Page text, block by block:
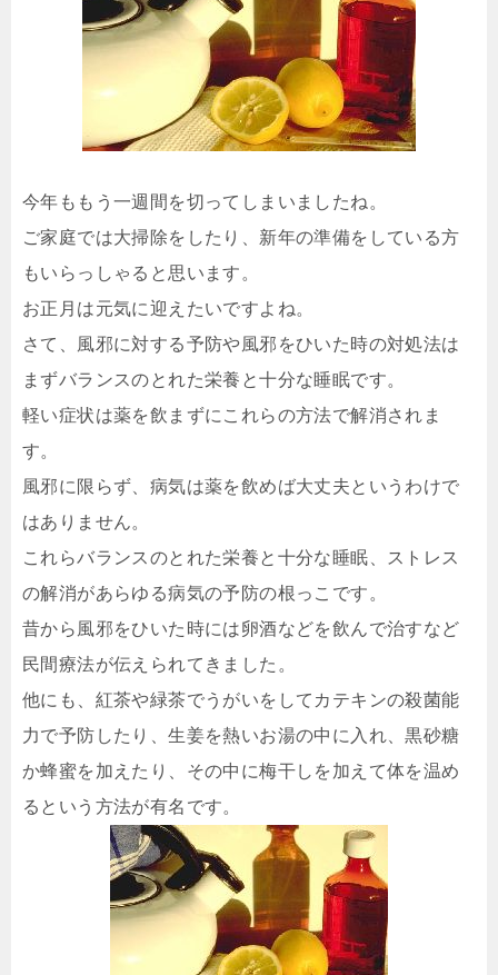
今年ももう一週間を切ってしまいましたね。
ご家庭では大掃除をしたり、新年の準備をしている方
もいらっしゃると思います。
お正月は元気に迎えたいですよね。
さて、風邪に対する予防や風邪をひいた時の対処法は
まずバランスのとれた栄養と十分な睡眠です。
軽い症状は薬を飲まずにこれらの方法で解消されま
す。
風邪に限らず、病気は薬を飲めば大丈夫というわけで
はありません。
これらバランスのとれた栄養と十分な睡眠、ストレス
の解消があらゆる病気の予防の根っこです。
昔から風邪をひいた時には卵酒などを飲んで治すなど
民間療法が伝えられてきました。
他にも、紅茶や緑茶でうがいをしてカテキンの殺菌能
力で予防したり、生姜を熱いお湯の中に入れ、黒砂糖
か蜂蜜を加えたり、その中に梅干しを加えて体を温め
るという方法が有名です。